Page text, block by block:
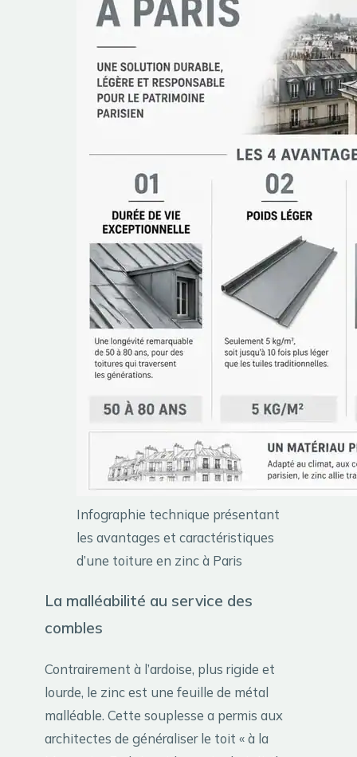
Infographie technique présentant
les avantages et caractéristiques
d’une toiture en zinc à Paris
La malléabilité au service des
combles
Contrairement à l’ardoise, plus rigide et
lourde, le zinc est une feuille de métal
malléable. Cette souplesse a permis aux
architectes de généraliser le toit « à la